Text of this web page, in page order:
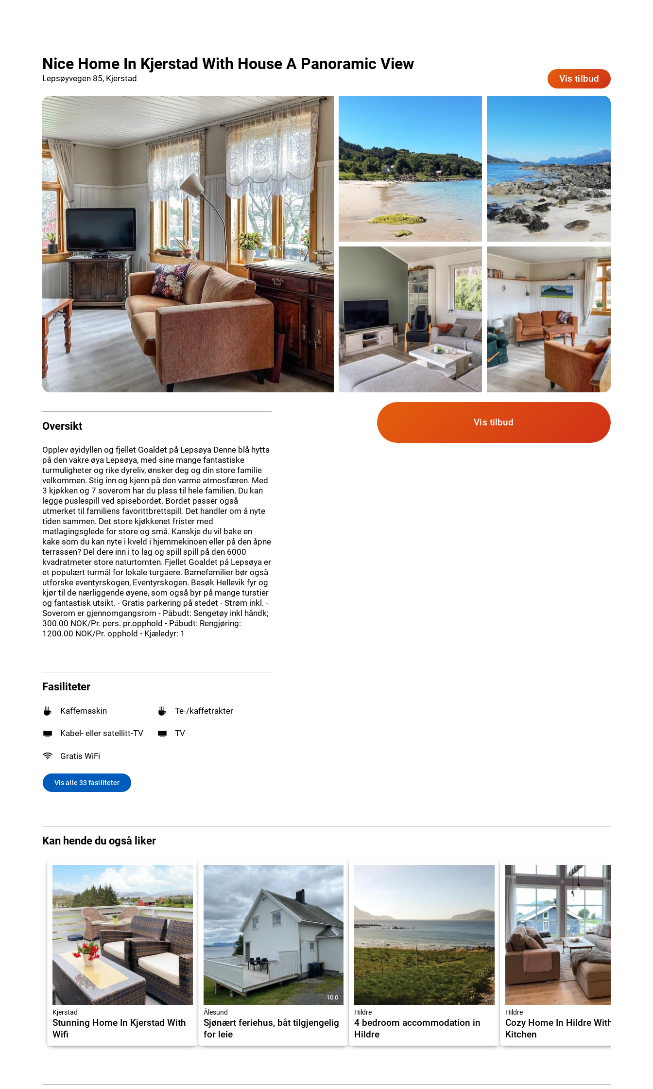
Nice Home In Kjerstad With House A Panoramic View
Lepsøyvegen 85, Kjerstad Vis tilbud
Oversikt
Opplev øyidyllen og fjellet Goaldet på Lepsøya Denne blå hytta
på den vakre øya Lepsøya, med sine mange fantastiske
turmuligheter og rike dyreliv, ønsker deg og din store familie
velkommen. Stig inn og kjenn på den varme atmosfæren. Med
3 kjøkken og 7 soverom har du plass til hele familien. Du kan
legge puslespill ved spisebordet. Bordet passer også
utmerket til familiens favorittbrettspill. Det handler om å nyte
tiden sammen. Det store kjøkkenet frister med
matlagingsglede for store og små. Kanskje du vil bake en
kake som du kan nyte i kveld i hjemmekinoen eller på den åpne
terrassen? Del dere inn i to lag og spill spill på den 6000
kvadratmeter store naturtomten. Fjellet Goaldet på Lepsøya er
et populært turmål for lokale turgåere. Barnefamilier bør også
utforske eventyrskogen, Eventyrskogen. Besøk Hellevik fyr og
kjør til de nærliggende øyene, som også byr på mange turstier
og fantastisk utsikt. - Gratis parkering på stedet - Strøm inkl. -
Soverom er gjennomgangsrom - Påbudt: Sengetøy inkl håndk;
300.00 NOK/Pr. pers. pr.opphold - Påbudt: Rengjøring:
1200.00 NOK/Pr. opphold - Kjæledyr: 1
Fasiliteter
Kaffemaskin Te-/kaffetrakter
Kabel- eller satellitt-TV TV
Gratis WiFi
Vis alle 33 fasiliteter
Vis tilbud
Kan hende du også liker
Kjerstad
Stunning Home In Kjerstad With
Wifi
10.0
Ålesund
Sjønært feriehus, båt tilgjengelig
for leie
Hildre
4 bedroom accommodation in
Hildre
Hildre
Cozy Home In Hildre With
Kitchen